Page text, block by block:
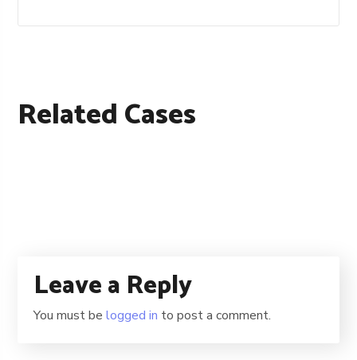
Related Cases
中醫服務2
Leave a Reply
You must belogged in to post a comment.